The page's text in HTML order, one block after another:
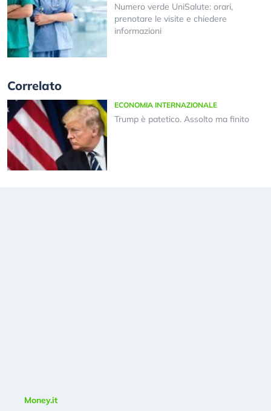
Numero verde UniSalute: orari,
prenotare le visite e chiedere
informazioni
Correlato
ECONOMIA INTERNAZIONALE
Trump è patetico. Assolto ma finito
Money.it